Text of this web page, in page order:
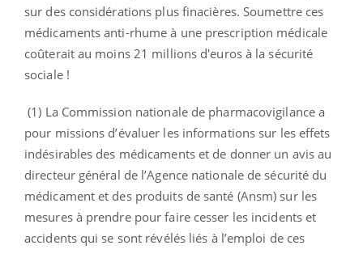
sur des considérations plus finacières. Soumettre ces
médicaments anti-rhume à une prescription médicale
coûterait au moins 21 millions d'euros à la sécurité
sociale !
(1) La Commission nationale de pharmacovigilance a
pour missions d’évaluer les informations sur les effets
indésirables des médicaments et de donner un avis au
directeur général de l’Agence nationale de sécurité du
médicament et des produits de santé (Ansm) sur les
mesures à prendre pour faire cesser les incidents et
accidents qui se sont révélés liés à l’emploi de ces